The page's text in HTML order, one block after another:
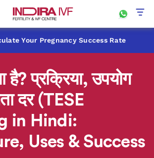
Your Pregnancy Success Rate
है? प्रक्रिया, उपयोग
दर (TESE
in Hindi:
Uses & Success